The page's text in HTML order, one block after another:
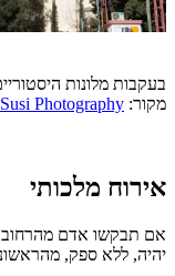
בעקבות מלונות
מקור: Photography
אירוח מלכותי
אם תבקשו אדם מהרחוב
יהיה, ללא ספק,